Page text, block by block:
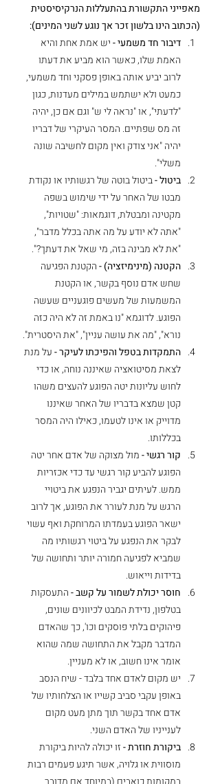
מאפייני התקשורת בהתעללות הנרקיסיסטית
(הכתוב הינו בלשון זכר אך נוגע לשני המינים):
דיבור חד משמעי - יש אמת אחת והיא
האמת שלו, כאשר הוא מביע את דעתו
לרוב יביע אותה באופן פסקני וחד משמעי,
כמעט ולא ישתמש במילים מעדנות, כגון
"לדעתי", או "נראה לי ש" וגם אם כן, יהיה
זה מס שפתיים. המסר העיקרי של דבריו
יהיה "אני צודק ואין מקום לחשיבה שונה
משלי".
ביטול - ביטול בוטה של רגשותיו או נקודת
מבטו של האחר על ידי שימוש בשפה
מקטינה ומבטלת, דוגמאות: "שטויות",
"אתה לא יודע על מה אתה בכלל מדבר",
"את לא מבינה בזה, מי שאל את דעתך?".
הקטנה (מינימיזציה) - הקטנת הפגיעה
שחש אדם נוסף בקשר, או הקטנת
המשמעות של מעשים פוגעניים שעשה
הפוגע. לדוגמא "נו באמת זה לא היה כזה
נורא", "מה את עושה עניין", "את היסטרית".
התמקדות בטפל והפיכתו לעיקר - על מנת
לצאת מסיטואציה שאיננה נוחה, או כדי
לחוש עליונות יטה הפוגע להעצים משהו
קטן שמצא בדבריו של האחר שאיננו
מדוייק או אינו לטעמו, כאילו היה המסר
בכללותו.
קור רגשי - מול מצוקה של אדם אחר יטה
הפוגע להביע קור רגשי עד כדי אכזריות
ממש. לעיתים יגביר הנפגע את ביטויי
הרגש על מנת לעורר את הפוגע, אך לרוב
ישאר הפוגע בעמדתו המרוחקת ואף עשוי
לבקר את הנפגע על ביטוי רגשותיו מה
שמביא לפגיעה חמורה יותר ותחושה של
בדידות וייאוש.
חוסר יכולת לשמור על קשב - התעסקות
בטלפון, נדידת המבט לכיוונים שונים,
פיהוקים בלתי פוסקים וכו', כך שהאדם
המדבר מקבל את התחושה שמה שהוא
אומר אינו חשוב, או לא מעניין.
יש מקום לאדם אחד בלבד - שיח הנסב
באופן עקבי סביב קשייו או הצלחותיו של
אדם אחד בקשר תוך מתן מעט מקום
לענייניו של האדם השני.
ביקורת חוזרת - זו יכולה להיות ביקורת
מוסווית או גלויה, אשר תיגע פעמים רבות